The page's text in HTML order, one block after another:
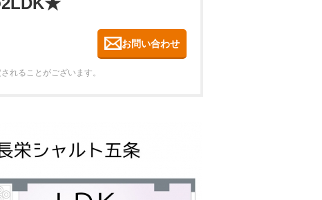
お問い合わせ
れることがございます。